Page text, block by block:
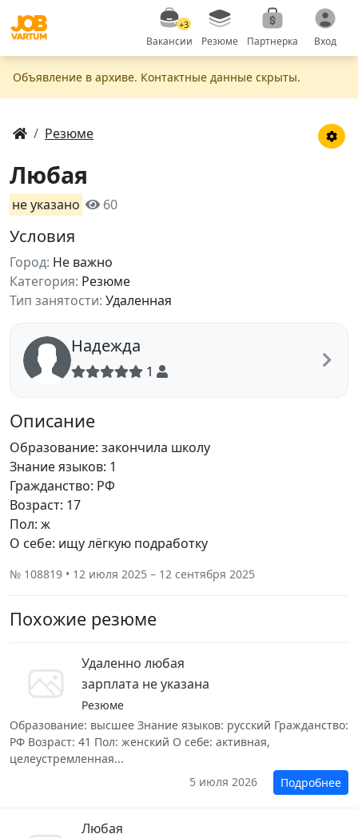
+3
Вакансии Резюме Партнерка Вход
Объявление в apxивe. Контактные данные скрыты.
Резюме
Любая
не указано 60
Условия
Город: Не важно
Категория: Резюме
Тип занятости: Удаленная
Надежда
1
Описание
Образование: закончила школу
Знание языков: 1
Гражданство: РФ
Возраст: 17
Пол: ж
О себе: ищу лёгкую подработку
№ 108819 • 12 июля 2025 – 12 сентября 2025
Похожие резюме
Удаленно любая
зарплата не указана
Резюме
Образование: высшее Знание языков: русский Гражданство:
РФ Возраст: 41 Пол: женский О себе: активная,
целеустремленная...
5 июля 2026
Подробнее
Любая